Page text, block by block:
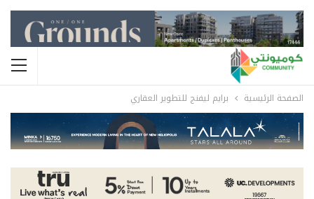
الصفحة الرئيسية برايم ليفنج للتطوير العقاري